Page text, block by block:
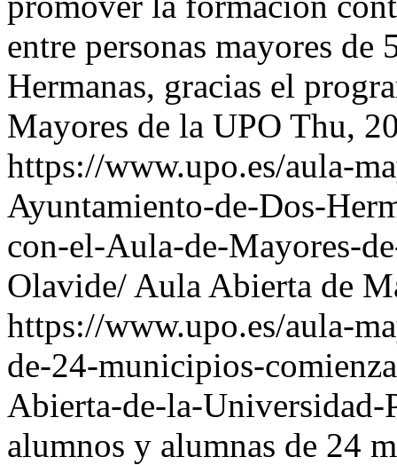
entre personas mayores de
Hermanas, gracias el
Mayores de la UPO Thu,
https://www.upo.es/aula-
Ayuntamiento-de-Dos-
con-el-Aula-de-Mayores-
Olavide/ Aula Abierta de
https://www.upo.es/aula-
de-24-municipios-
Abierta-de-la-
alumnos y alumnas de 24